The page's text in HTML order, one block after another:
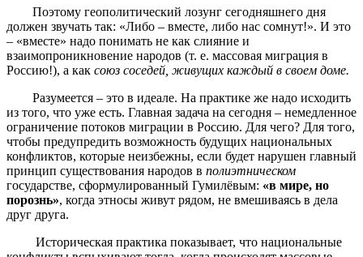
Поэтому геополитический лозунг сегодняшнего дня
должен звучать так: «Либо – вместе, либо нас сомнут!». И это
– «вместе» надо понимать не как слияние и
взаимопроникновение народов (т. е. массовая миграция в
Россию!), а как союз соседей, живущих каждый в своем доме.
Разумеется – это в идеале. На практике же надо исходить
из того, что уже есть. Главная задача на сегодня – немедленное
ограничение потоков миграции в Россию. Для чего? Для того,
чтобы предупредить возможность будущих национальных
конфликтов, которые неизбежны, если будет нарушен главный
принцип существования народов в полиэтническом
государстве, сформулированный Гумилёвым: «в мире, но
порознь», когда этносы живут рядом, не вмешиваясь в дела
друг друга.
Историческая практика показывает, что национальные